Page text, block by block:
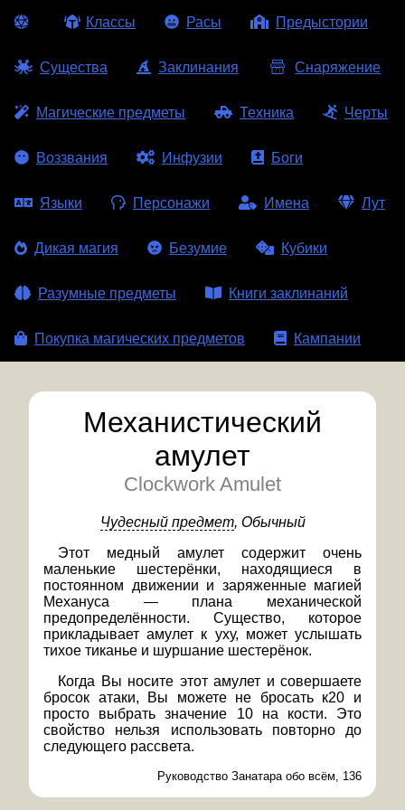
Классы Расы Предыстории
Существа Заклинания Снаряжение
Магические предметы Техника Черты
Воззвания Инфузии Боги
Языки Персонажи Имена Лут
Дикая магия Безумие Кубики
Разумные предметы Книги заклинаний
Покупка магических предметов Кампании
Механистический
амулет
Clockwork Amulet
Чудесный предмет, Обычный
Этот медный амулет содержит очень
маленькие шестерёнки, находящиеся в
постоянном движении и заряженные магией
Механуса — плана механической
предопределённости. Существо, которое
прикладывает амулет к уху, может услышать
тихое тиканье и шуршание шестерёнок.
Когда Вы носите этот амулет и совершаете
бросок атаки, Вы можете не бросать к20 и
просто выбрать значение 10 на кости. Это
свойство нельзя использовать повторно до
следующего рассвета.
Руководство Занатара обо всём, 136